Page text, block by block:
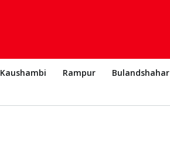
Kaushambi Rampur Bulandshahar